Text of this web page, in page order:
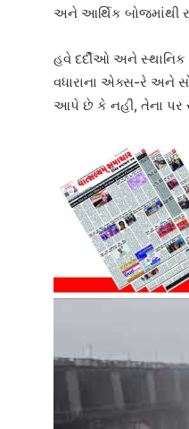
અને આર્થિક બોજમાંથી
હવે દર્દીઓ અને સ્થાનિક
વધારાના એક્સ-રે અને
આપે છે કે નહીં, તેના પર